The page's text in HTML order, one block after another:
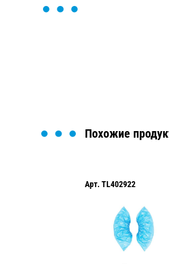
Похожие
Арт. TL402922